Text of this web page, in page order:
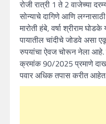
रोजी रात्री 1 ते 2 वाजेच्या
सोन्याचे दागिणे आणि
मारोती हंबे, वर्षा श्रीराम
पायातील चांदीचे जोडवे असा
रुपयांचा ऐवज चोरून नेला आहे.
क्रमांक 90/2025 प्रमाणे
पवार अधिक तपास करीत